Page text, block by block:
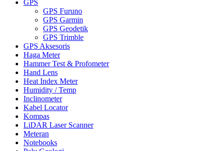
GPS
GPS Furuno
GPS Garmin
GPS Geodetik
GPS Trimble
GPS Aksesoris
Haga Meter
Hammer Test & Profometer
Hand Lens
Heat Index Meter
Humidity / Temp
Inclinometer
Kabel Locator
Kompas
LiDAR Laser Scanner
Meteran
Notebooks